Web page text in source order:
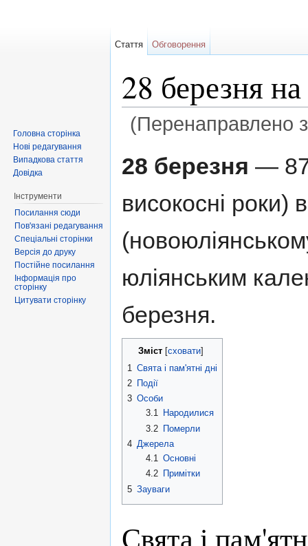
28 березня
(Перенаправлено
28 березня —
високосні роки)
юліянським
березня.
Зміст [сховати]
1 Свята і пам'ятні дні
2 Події
3 Особи
3.1
Народилися
3.2 Померли
4 Джерела
4.1
Основні
4.2
Примітки
5 Зауваги
Свята і
Стаття Обговорення
Головна сторінка
Нові редагування
Випадкова стаття
Довідка
Інструменти
Посилання сюди
Пов'язані редагування
Спеціальні сторінки
Версія до друку
Постійне посилання
Інформація про
сторінку
Цитувати сторінку